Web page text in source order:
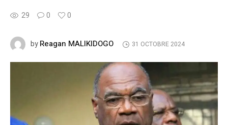
29 0 0
byReagan MALIKIDOGO 31 OCTOBRE 2024